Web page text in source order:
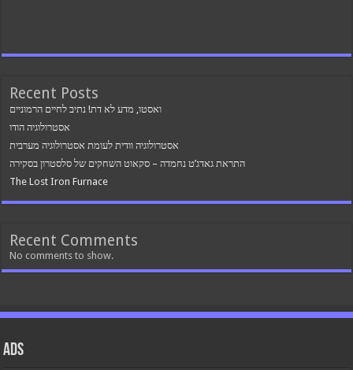
Recent Posts
ואסטו, מדע לא דת! נתיב לחיים הרמוניים
אסטרולוגיה הודו
אסטרולוגיה וודית לעומת אסטרולוגיה מערבית
התראת גאדג’ט נחמדה – סקאוט השחקים של סלסטרון בסקירה
The Lost Iron Furnace
Recent Comments
No comments to show.
ads